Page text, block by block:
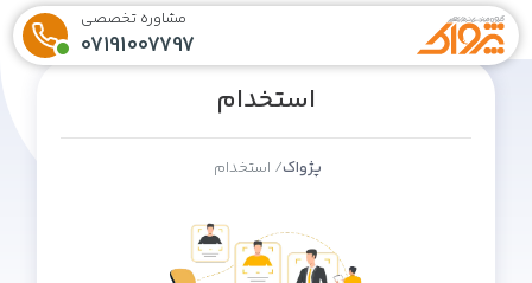
مشاوره تخصصی
07191007797
استخدام
پژواک استخدام